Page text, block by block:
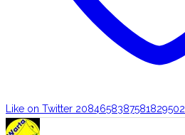
Like on Twitter 2084658387581829502